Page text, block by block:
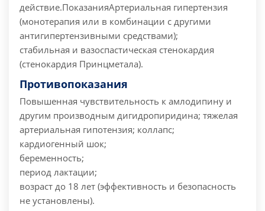
действие.ПоказанияАртериальная гипертензия
(монотерапия или в комбинации с другими
антигипертензивными средствами);
стабильная и вазоспастическая стенокардия
(стенокардия Принцметала).
Противопоказания
Повышенная чувствительность к амлодипину и
другим производным дигидропиридина; тяжелая
артериальная гипотензия; коллапс;
кардиогенный шок;
беременность;
период лактации;
возраст до 18 лет (эффективность и безопасность
не установлены).